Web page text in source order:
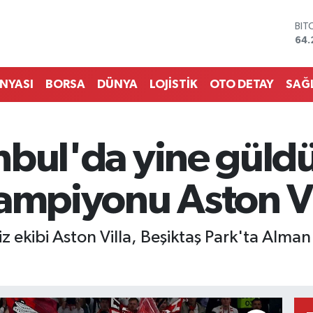
BORSA DÜNYA LOJİSTİK OTO DETAY
yine
Aston
ekibi Aston Villa, Beşiktaş Park'ta